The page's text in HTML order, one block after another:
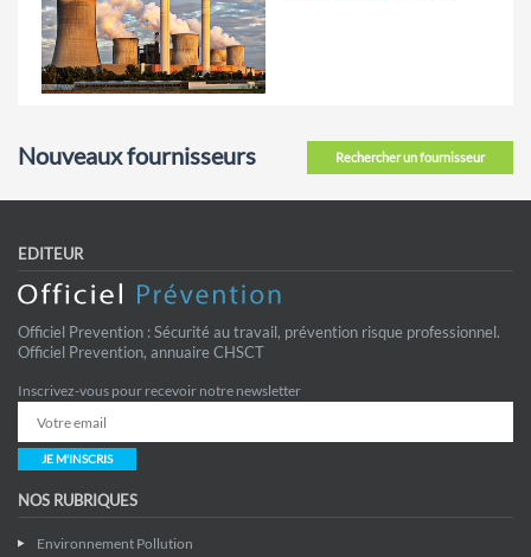
Rechercher un fournisseur
Nouveaux fournisseurs
EDITEUR
Officiel Prevention : Sécurité au travail, prévention risque professionnel.
Officiel Prevention, annuaire CHSCT
Inscrivez-vous pour recevoir notre newsletter
JE M'INSCRIS
NOS RUBRIQUES
Environnement Pollution